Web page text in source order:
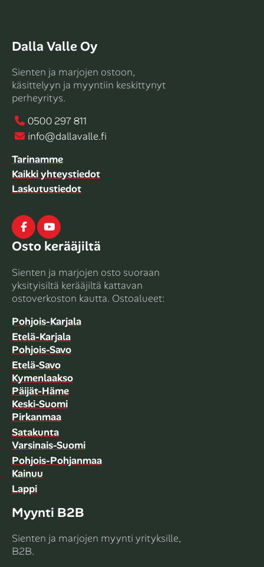
Dalla Valle Oy
Sienten ja marjojen ostoon,
käsittelyyn ja myyntiin keskittynyt
perheyritys.
0500 297 811
info@dallavalle.fi
Tarinamme
Kaikki yhteystiedot
Laskutustiedot
FacebookYoutube
Osto kerääjiltä
Sienten ja marjojen osto suoraan
yksityisiltä kerääjiltä kattavan
ostoverkoston kautta. Ostoalueet:
Pohjois-Karjala
Etelä-Karjala
Pohjois-Savo
Etelä-Savo
Kymenlaakso
Päijät-Häme
Keski-Suomi
Pirkanmaa
Satakunta
Varsinais-Suomi
Pohjois-Pohjanmaa
Kainuu
Lappi
Myynti B2B
Sienten ja marjojen myynti yrityksille,
B2B.